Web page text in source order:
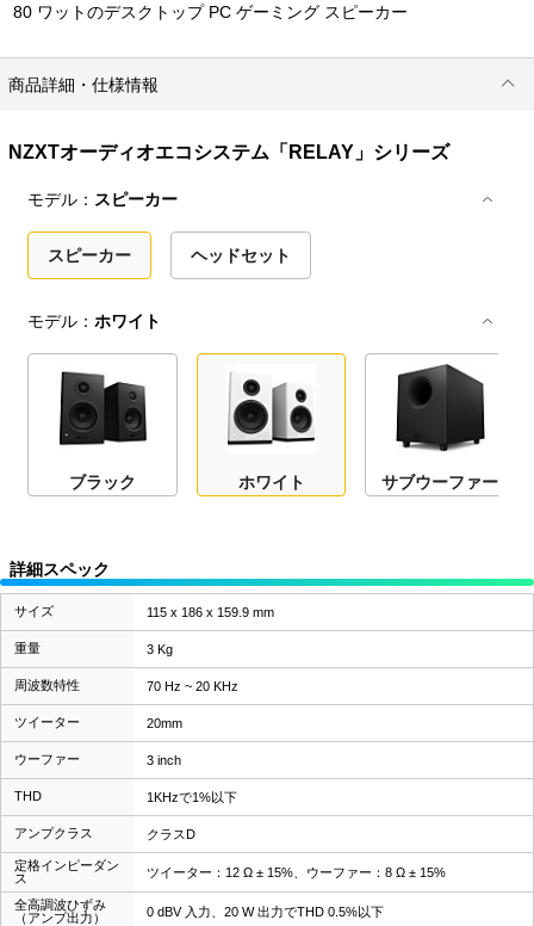
80 ワットのデスクトップ PC ゲーミング スピーカー
商品詳細・仕様情報
NZXTオーディオエコシステム「RELAY」シリーズ
モデル： スピーカー
スピーカー ヘッドセット
モデル：ホワイト
ブラック ホワイト サブウーファー
詳細スペック
サイズ 115 x 186 x 159.9 mm
重量 3 Kg
周波数特性 70 Hz ~ 20 KHz
ツイーター 20mm
ウーファー 3 inch
THD 1KHzで1%以下
アンプクラス クラスD
定格インピーダン
ス
ツイーター：12 Ω ± 15%、ウーファー：8 Ω ± 15%
全高調波ひずみ
（アンプ出力）
0 dBV 入力、20 W 出力でTHD 0.5%以下